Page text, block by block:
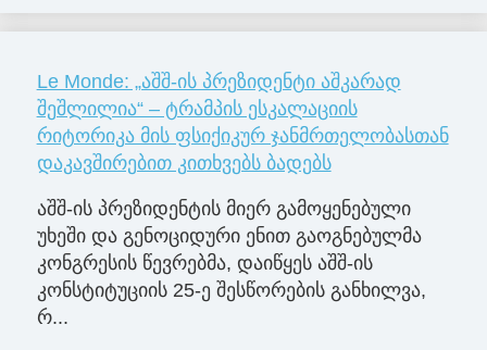
Le Monde: „აშშ-ის პრეზიდენტი აშკარად
შეშლილია“ – ტრამპის ესკალაციის
რიტორიკა მის ფსიქიკურ ჯანმრთელობასთან
დაკავშირებით კითხვებს ბადებს
აშშ-ის პრეზიდენტის მიერ გამოყენებული
უხეში და გენოციდური ენით გაოგნებულმა
კონგრესის წევრებმა, დაიწყეს აშშ-ის
კონსტიტუციის 25-ე შესწორების განხილვა,
რ...